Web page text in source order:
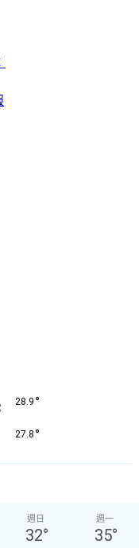
28.9 °
27.8 °
週日
32°
週一
35°